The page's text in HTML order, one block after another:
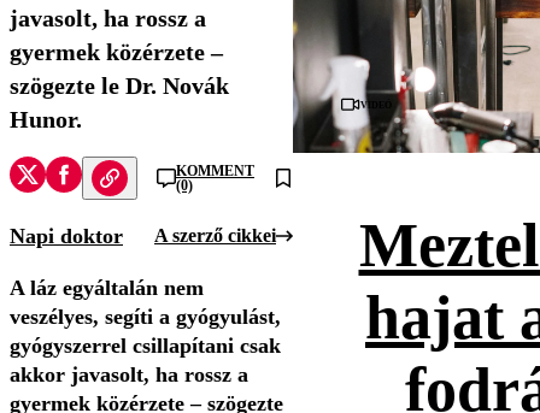
javasolt, ha rossz a
gyermek közérzete –
szögezte le Dr. Novák
Hunor.
KOMMENT
(0)
Napi doktor A szerző cikkei
A láz egyáltalán nem
veszélyes, segíti a gyógyulást,
gyógyszerrel csillapítani csak
akkor javasolt, ha rossz a
gyermek közérzete – szögezte
Videó
hajat